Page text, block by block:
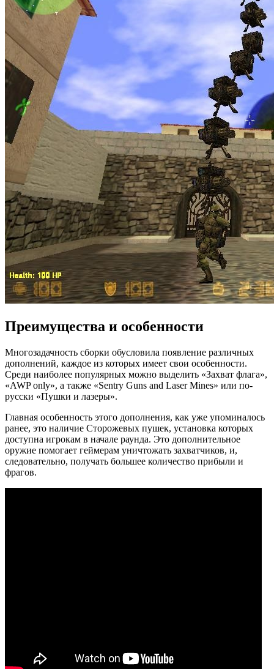
Преимущества и особенности
Многозадачность сборки обусловила появление различных
дополнений, каждое из которых имеет свои особенности.
Среди наиболее популярных можно выделить «Захват флага»,
«AWP only», а также «Sentry Guns and Laser Mines» или по-
русски «Пушки и лазеры».
Главная особенность этого дополнения, как уже упоминалось
ранее, это наличие Сторожевых пушек, установка которых
доступна игрокам в начале раунда. Это дополнительное
оружие помогает геймерам уничтожать захватчиков, и,
следовательно, получать большее количество прибыли и
фрагов.